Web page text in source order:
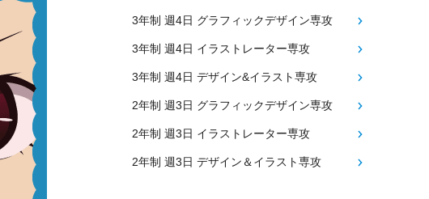
3年制 週4日 グラフィックデザイン専攻
3年制 週4日 イラストレーター専攻
3年制 週4日 デザイン&イラスト専攻
2年制 週3日 グラフィックデザイン専攻
2年制 週3日 イラストレーター専攻
2年制 週3日 デザイン＆イラスト専攻